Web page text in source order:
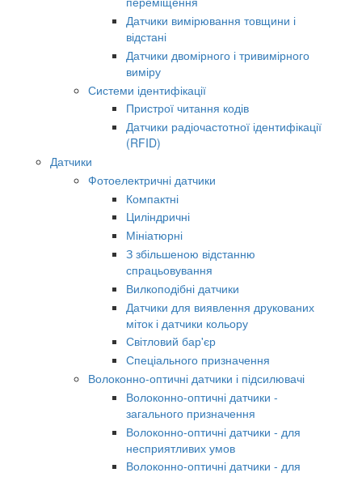
Датчики вимірювання товщини і
відстані
Датчики двомірного і тривимірного
виміру
Системи ідентифікації
Пристрої читання кодів
Датчики радіочастотної ідентифікації
(RFID)
Датчики
Фотоелектричні датчики
Компактні
Циліндричні
Мініатюрні
З збільшеною відстанню
спрацьовування
Вилкоподібні датчики
Датчики для виявлення друкованих
міток і датчики кольору
Світловий бар'єр
Спеціального призначення
Волоконно-оптичні датчики і підсилювачі
Волоконно-оптичні датчики -
загального призначення
Волоконно-оптичні датчики - для
несприятливих умов
Волоконно-оптичні датчики - для